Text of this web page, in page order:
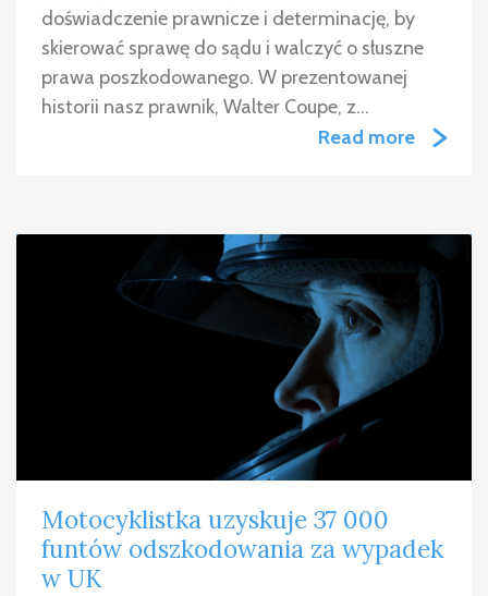
doświadczenie prawnicze i determinację, by
skierować sprawę do sądu i walczyć o słuszne
prawa poszkodowanego. W prezentowanej
historii nasz prawnik, Walter Coupe, z…
Read more
Motocyklistka uzyskuje 37 000
funtów odszkodowania za wypadek
w UK